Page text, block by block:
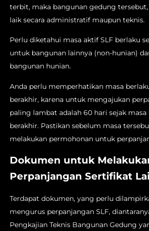
terbit, maka bangunan gedung
laik secara administratif maupun teknis.
Perlu diketahui masa aktif SLF berlaku
untuk bangunan lainnya (non-hunian)
bangunan hunian.
Anda perlu memperhatikan masa
berakhir, karena untuk mengajukan
paling lambat adalah 60 hari sejak masa
berakhir. Pastikan sebelum masa
melakukan permohonan untuk
Dokumen untuk
Perpanjangan Sertifikat
Terdapat dokumen, yang perlu
mengurus perpanjangan SLF,
Pengkajian Teknis Bangunan Gedung